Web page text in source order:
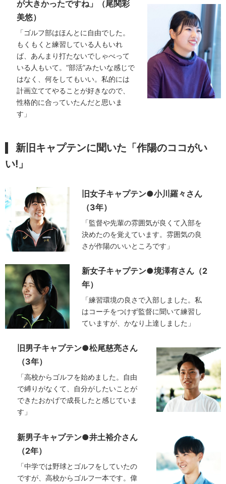
が大きかったですね」（尾関彩
美悠）
「ゴルフ部はほんとに自由でした。
もくもくと練習している人もいれ
ば、あんまり打たないでしゃべって
いる人もいて。“部活”みたいな感じで
はなく、何をしてもいい。私的には
計画立ててやることが好きなので、
性格的に合っていたんだと思いま
す」
新旧キャプテンに聞いた「作陽のココがい
い!」
旧女子キャプテン●小川羅々さん
（3年）
「監督や先輩の雰囲気が良くて入部を
決めたのを覚えています。雰囲気の良
さが作陽のいいところです」
新女子キャプテン●境澤有さん（2
年）
「練習環境の良さで入部しました。私
はコーチをつけず監督に聞いて練習し
ていますが、かなり上達しました」
旧男子キャプテン●松尾慈亮さん
（3年）
「高校からゴルフを始めました。自由
で縛りがなくて、自分がしたいことが
できたおかげで成長したと感じていま
す」
新男子キャプテン●井土裕介さん
（2年）
「中学では野球とゴルフをしていたの
ですが、高校からゴルフ一本です。偉